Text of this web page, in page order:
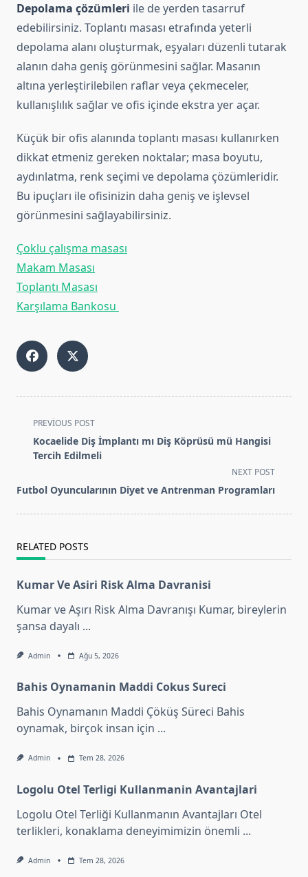
Depolama çözümleri ile de yerden tasarruf
edebilirsiniz. Toplantı masası etrafında yeterli
depolama alanı oluşturmak, eşyaları düzenli tutarak
alanın daha geniş görünmesini sağlar. Masanın
altına yerleştirilebilen raflar veya çekmeceler,
kullanışlılık sağlar ve ofis içinde ekstra yer açar.
Küçük bir ofis alanında toplantı masası kullanırken
dikkat etmeniz gereken noktalar; masa boyutu,
aydınlatma, renk seçimi ve depolama çözümleridir.
Bu ipuçları ile ofisinizin daha geniş ve işlevsel
görünmesini sağlayabilirsiniz.
Çoklu çalışma masası
Makam Masası
Toplantı Masası
Karşılama Bankosu
<span
class="nav-
subtitle
reader-
PREVIOUS POST
Kocaelide Diş İmplantı mı Diş Köprüsü mü Hangisi
Tercih Edilmeli
NEXT POST
Futbol Oyuncularının Diyet ve Antrenman Programları
RELATED POSTS
Kumar Ve Asiri Risk Alma Davranisi
Kumar ve Aşırı Risk Alma Davranışı Kumar, bireylerin
şansa dayalı ...
Admin Ağu 5, 2026
Bahis Oynamanin Maddi Cokus Sureci
Bahis Oynamanın Maddi Çöküş Süreci Bahis
oynamak, birçok insan için ...
Admin Tem 28, 2026
Logolu Otel Terligi Kullanmanin Avantajlari
Logolu Otel Terliği Kullanmanın Avantajları Otel
terlikleri, konaklama deneyimimizin önemli ...
Admin Tem 28, 2026